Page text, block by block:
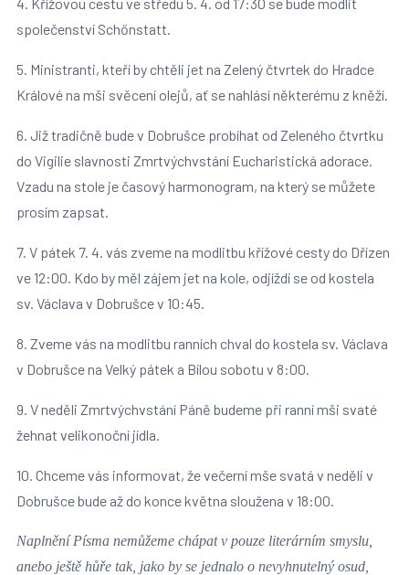
společenství Schőnstatt.
5. Ministranti, kteří by chtěli jet na Zelený čtvrtek do Hradce
Králové na mši svěcení olejů, ať se nahlásí některému z kněží.
6. Již tradičně bude v Dobrušce probíhat od Zeleného čtvrtku
do Vigilie slavnosti Zmrtvýchvstání Eucharistická adorace.
Vzadu na stole je časový harmonogram, na který se můžete
prosím zapsat.
7. V pátek 7. 4. vás zveme na modlitbu křížové cesty do Dřízen
ve 12:00. Kdo by měl zájem jet na kole, odjíždí se od kostela
sv. Václava v Dobrušce v 10:45.
8. Zveme vás na modlitbu ranních chval do kostela sv. Václava
v Dobrušce na Velký pátek a Bílou sobotu v 8:00.
9. V neděli Zmrtvýchvstání Páně budeme při ranní mši svaté
žehnat velikonoční jídla.
10. Chceme vás informovat, že večerní mše svatá v neděli v
Dobrušce bude až do konce května sloužena v 18:00.
Naplnění Písma nemůžeme chápat v pouze literárním smyslu,
anebo ještě hůře tak, jako by se jednalo o nevyhnutelný osud,